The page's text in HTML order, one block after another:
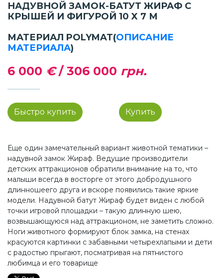
НАДУВНОЙ ЗАМОК-БАТУТ ЖИРАФ С
КРЫШЕЙ И ФИГУРОЙ 10 X 7 М
МАТЕРИАЛ POLYMAT(ОПИСАНИЕ
МАТЕРИАЛА)
6 000 €/ 306 000 грн.
Быстро купить Купить
Еще один замечательный вариант животной тематики –
надувной замок Жираф. Ведущие производители
детских аттракционов обратили внимание на то, что
малыши всегда в восторге от этого добродушного
длинношеего друга и вскоре появились такие яркие
модели. Надувной батут Жираф будет виден с любой
точки игровой площадки – такую длинную шею,
возвышающуюся над аттракционом, не заметить сложно.
Ноги животного формируют блок замка, на стенах
красуются картинки с забавными четырехлапыми и дети
с радостью прыгают, посматривая на пятнистого
любимца и его товарище